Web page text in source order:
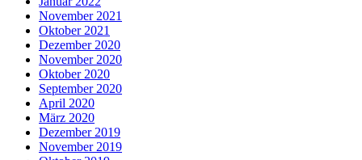
November 2021
Oktober 2021
Dezember 2020
November 2020
Oktober 2020
September 2020
April 2020
März 2020
Dezember 2019
November 2019